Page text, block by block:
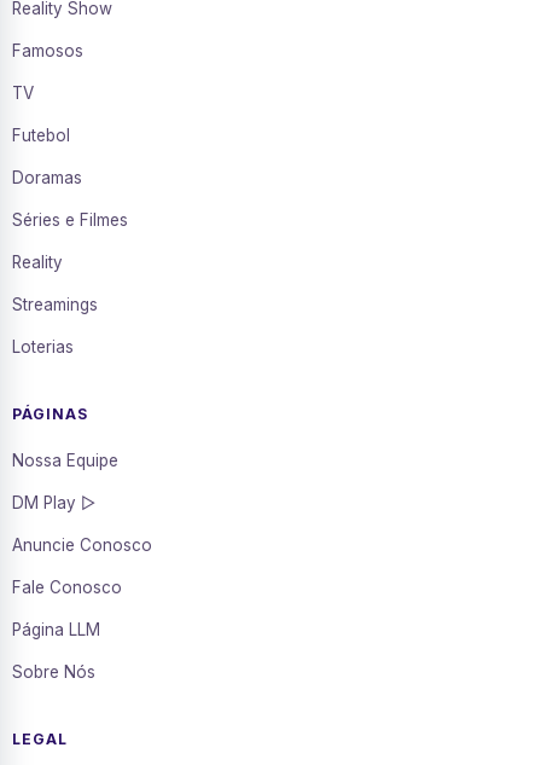
Reality Show
Famosos
TV
Futebol
Doramas
Séries e Filmes
Reality
Streamings
Loterias
PÁGINAS
Nossa Equipe
DM Play ▷
Anuncie Conosco
Fale Conosco
Página LLM
Sobre Nós
LEGAL